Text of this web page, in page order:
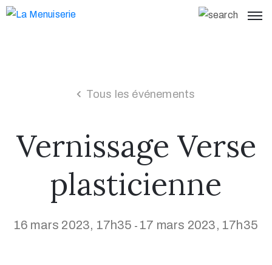
Tous les événements
Vernissage Verse
plasticienne
16 mars 2023, 17h35 - 17 mars 2023, 17h35